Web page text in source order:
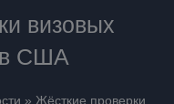
визовых
в США
» Жёсткие проверки